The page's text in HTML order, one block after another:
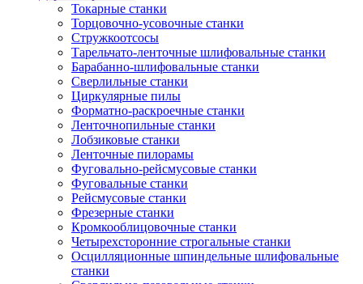
Токарные станки
Торцовочно-усовочные станки
Стружкоотсосы
Тарельчато-ленточные шлифовальные станки
Барабанно-шлифовальные станки
Сверлильные станки
Циркулярные пилы
Форматно-раскроечные станки
Ленточнопильные станки
Лобзиковые станки
Ленточные пилорамы
Фуговально-рейсмусовые станки
Фуговальные станки
Рейсмусовые станки
Фрезерные станки
Кромкооблицовочные станки
Четырехсторонние строгальные станки
Осцилляционные шпиндельные шлифовальные
станки